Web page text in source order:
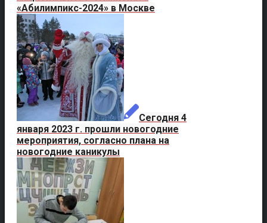
«Абилимпикс-2024» в Москве
Сегодня 4
января 2023 г. прошли новогодние
мероприятия, согласно плана на
новогодние каникулы